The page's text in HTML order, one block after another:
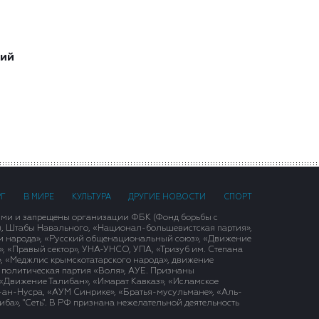
В МИРЕ КУЛЬТУРА ДРУГИЕ НОВОСТИ СПОРТ
и запрещены организации ФБК (Фонд борьбы с
Штабы Навального, «Национал-большевистская партия»,
народа», «Русский общенациональный союз», «Движение
«Правый сектор», УНА-УНСО, УПА, «Тризуб им. Степана
крымскотатарского народа», движение
политическая партия «Воля», АУЕ. Признаны
Талибан», «Имарат Кавказ», «Исламское
Нусра, «АУМ Синрике», «Братья-мусульмане», «Аль-
"Сеть". В РФ признана нежелательной деятельность